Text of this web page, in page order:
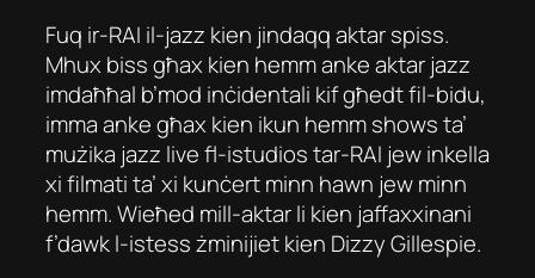
Fuq ir-RAI il-jazz kien jindaqq aktar spiss.
Mhux biss għax kien hemm anke aktar jazz
imdaħħal b’mod inċidentali kif għedt fil-bidu,
imma anke għax kien ikun hemm shows ta’
mużika jazz live fl-istudios tar-RAI jew inkella
xi filmati ta’ xi kunċert minn hawn jew minn
hemm. Wieħed mill-aktar li kien jaffaxxinani
f’dawk l-istess żminijiet kien Dizzy Gillespie.